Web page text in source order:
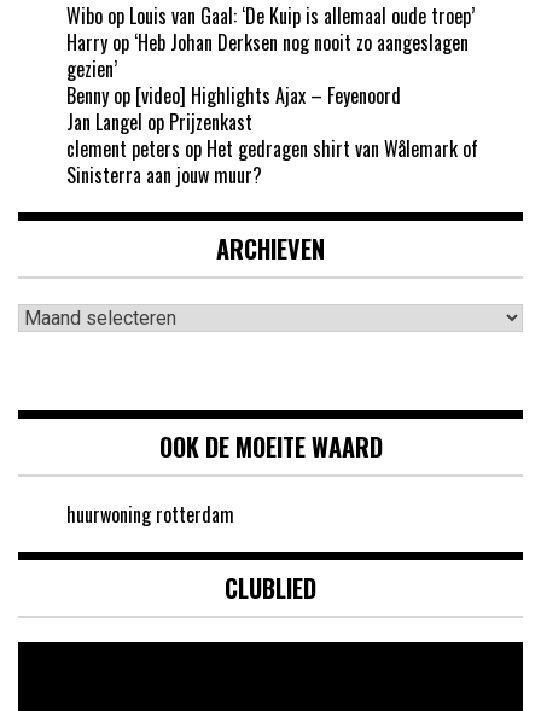
Wibo op Louis van Gaal: ‘De Kuip is allemaal oude troep’
Harry op ‘Heb Johan Derksen nog nooit zo aangeslagen
gezien’
Benny op [video] Highlights Ajax – Feyenoord
Jan Langel op Prijzenkast
clement peters op Het gedragen shirt van Wålemark of
Sinisterra aan jouw muur?
ARCHIEVEN
Archieven
OOK DE MOEITE WAARD
huurwoning rotterdam
CLUBLIED